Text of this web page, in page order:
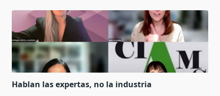
Hablan las expertas, no la industria